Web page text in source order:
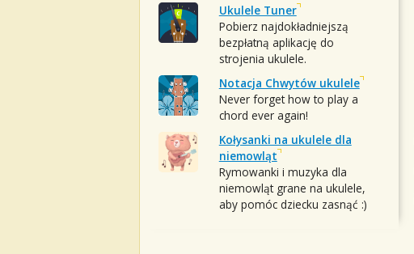
Ukulele Tuner
Pobierz najdokładniejszą
bezpłatną aplikację do
strojenia ukulele.
Notacja Chwytów ukulele
Never forget how to play a
chord ever again!
Kołysanki na ukulele dla
niemowląt
Rymowanki i muzyka dla
niemowląt grane na ukulele,
aby pomóc dziecku zasnąć :)